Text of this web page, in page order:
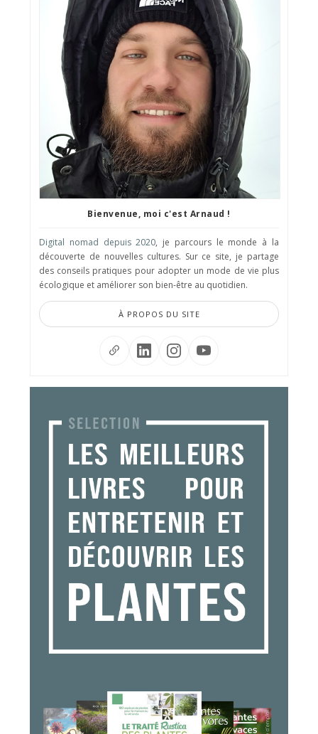
Bienvenue, moi c'est Arnaud !
Digital nomad depuis 2020, je parcours le monde à la
découverte de nouvelles cultures. Sur ce site, je partage
des conseils pratiques pour adopter un mode de vie plus
écologique et améliorer son bien-être au quotidien.
À PROPOS DU SITE